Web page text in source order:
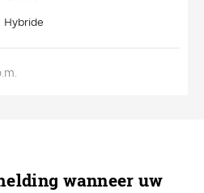
Hybride
wanneer uw